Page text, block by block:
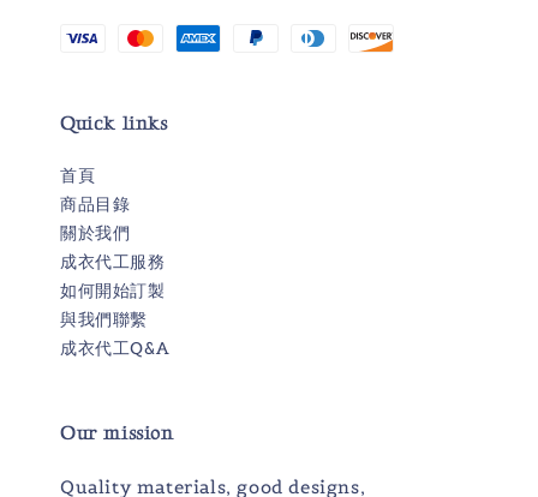
Quick links
首頁
商品目錄
關於我們
成衣代工服務
如何開始訂製
與我們聯繫
成衣代工Q&A
Our mission
Quality materials, good designs,